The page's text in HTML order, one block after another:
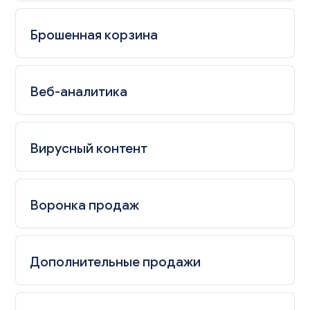
Брошенная корзина
Веб-аналитика
Вирусный контент
Воронка продаж
Дополнительные продажи